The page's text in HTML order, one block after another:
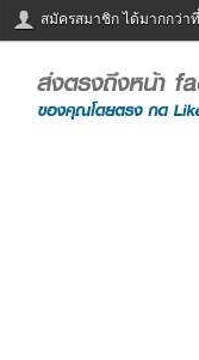
สมัครสมาชิก ได้มากกว่
ฟัง
Email